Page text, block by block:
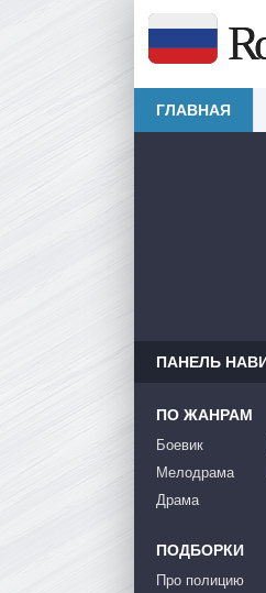
ПАНЕЛЬ
ПО ЖАНРАМ
Боевик
Мелодрама
Драма
ПОДБОРКИ
Про полицию
ГЛАВНАЯ